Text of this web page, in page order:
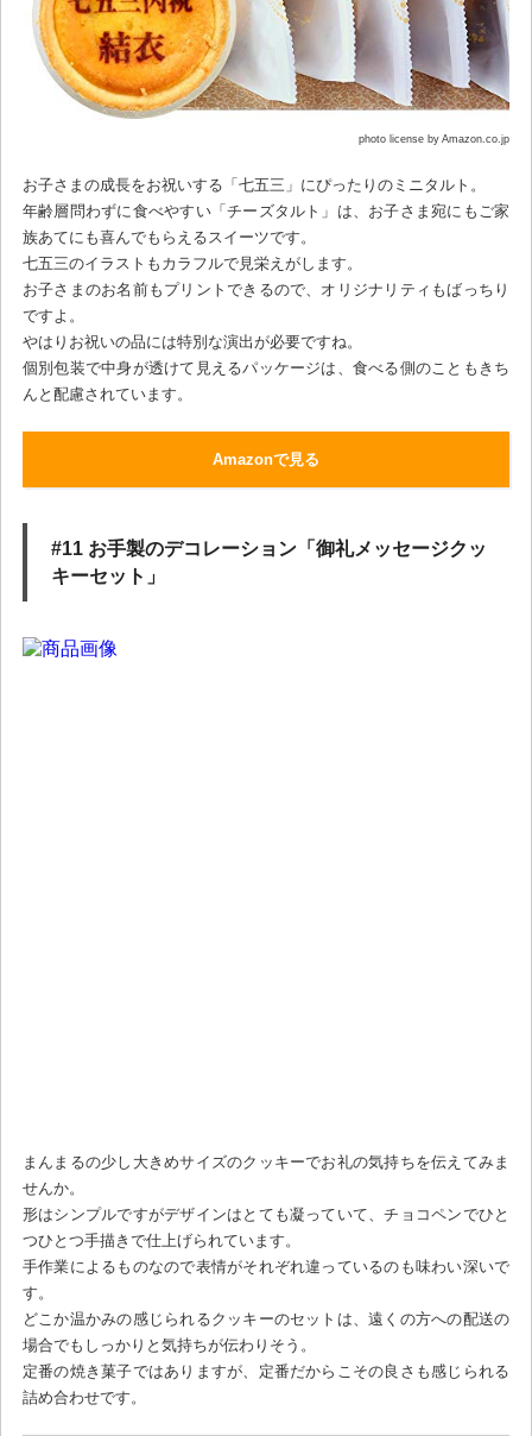
photo license by Amazon.co.jp
お子さまの成長をお祝いする「七五三」にぴったりのミニタルト。
年齢層問わずに食べやすい「チーズタルト」は、お子さま宛にもご家
族あてにも喜んでもらえるスイーツです。
七五三のイラストもカラフルで見栄えがします。
お子さまのお名前もプリントできるので、オリジナリティもばっちり
ですよ。
やはりお祝いの品には特別な演出が必要ですね。
個別包装で中身が透けて見えるパッケージは、食べる側のこともきち
んと配慮されています。
Amazonで見る
#11 お手製のデコレーション「御礼メッセージクッ
キーセット」
まんまるの少し大きめサイズのクッキーでお礼の気持ちを伝えてみま
せんか。
形はシンプルですがデザインはとても凝っていて、チョコペンでひと
つひとつ手描きで仕上げられています。
手作業によるものなので表情がそれぞれ違っているのも味わい深いで
す。
どこか温かみの感じられるクッキーのセットは、遠くの方への配送の
場合でもしっかりと気持ちが伝わりそう。
定番の焼き菓子ではありますが、定番だからこその良さも感じられる
詰め合わせです。